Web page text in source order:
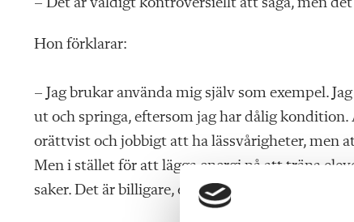
Hon förklarar:
– Jag brukar använda mig själv som exempel.
ut och springa, eftersom jag har dålig kondition.
orättvist och jobbigt att ha lässvårigheter, men
Men i stället för att lägga energi på att träna
saker. Det är billigare, enklare, det som jag kan